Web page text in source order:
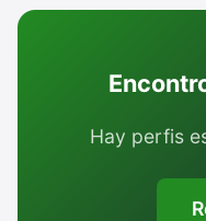
Hay perfis